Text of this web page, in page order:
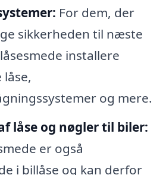
For dem, der
sikkerheden til næste
installere
og mere.
låse og nøgler til biler:
er også
i billåse og kan derfor